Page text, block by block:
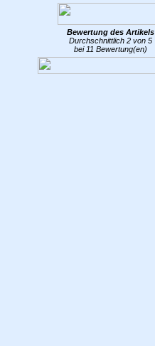
Bewertung des Artikels
Durchschnittlich 2 von 5
bei 11 Bewertung(en)